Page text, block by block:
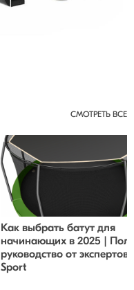
СМОТРЕТЬ ВСЕ
Как выбрать батут для
начинающих в 2025 |
руководство от экспертов
Sport